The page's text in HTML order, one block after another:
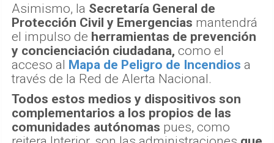
Asimismo, la Secretaría General de
Protección Civil y Emergencias mantendrá
el impulso de herramientas de prevención
y concienciación ciudadana, como el
acceso al Mapa de Peligro de Incendios a
través de la Red de Alerta Nacional.
Todos estos medios y dispositivos son
complementarios a los propios de las
comunidades autónomas pues, como